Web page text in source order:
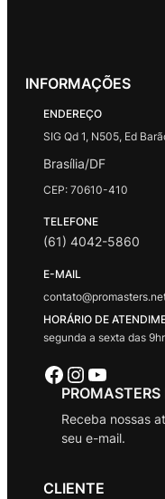
INFORMAÇÕES
ENDEREÇO
SIG Qd 1, N505, Ed
Brasília/DF
CEP: 70610-410
TELEFONE
(61) 4042-5860
E-MAIL
HORÁRIO DE
segunda a sexta das
Facebook Instagram Youtube
PROMASTERS
Receba nossas
seu e-mail.
CLIENTE